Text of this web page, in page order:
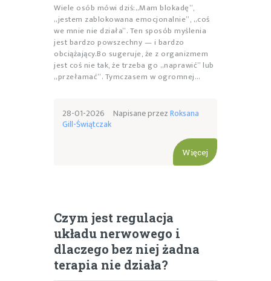
Wiele osób mówi dziś:„Mam blokadę”,
„jestem zablokowana emocjonalnie”, „coś
we mnie nie działa”. Ten sposób myślenia
jest bardzo powszechny — i bardzo
obciążający.Bo sugeruje, że z organizmem
jest coś nie tak, że trzeba go „naprawić” lub
„przełamać”. Tymczasem w ogromnej…
28-01-2026 Napisane przezRoksana
Gill-Świątczak
Więcej
Czym jest regulacja
układu nerwowego i
dlaczego bez niej żadna
terapia nie działa?